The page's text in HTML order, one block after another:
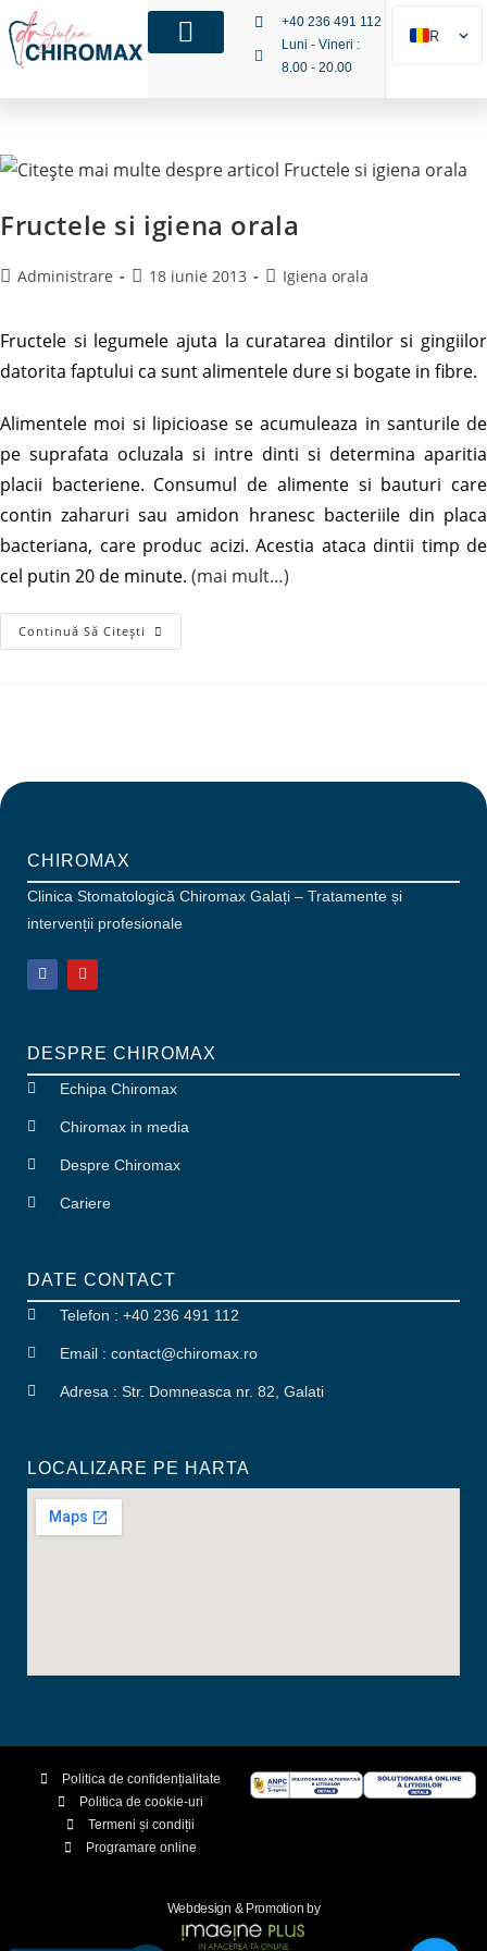
+40 236 491 112
Luni - Vineri :
8.00 - 20.00
EN
Fructele si igiena orala
Administrare 18 iunie 2013 Igiena orala
Fructele si legumele ajuta la curatarea dintilor si gingiilor
datorita faptului ca sunt alimentele dure si bogate in fibre.
Alimentele moi si lipicioase se acumuleaza in santurile de
pe suprafata ocluzala si intre dinti si determina aparitia
placii bacteriene. Consumul de alimente si bauturi care
contin zaharuri sau amidon hranesc bacteriile din placa
bacteriana, care produc acizi. Acestia ataca dintii timp de
cel putin 20 de minute. (mai mult…)
Continuă Să Citești
CHIROMAX
Clinica Stomatologică Chiromax Galați – Tratamente și
intervenții profesionale
DESPRE CHIROMAX
Echipa Chiromax
Chiromax in media
Despre Chiromax
Cariere
DATE CONTACT
Telefon : +40 236 491 112
Email : contact@chiromax. ro
Adresa : Str. Domneasca nr. 82, Galati
LOCALIZARE PE HARTA
Politica de confidențialitate
Politica de cookie-uri
Termeni și condiții
Programare online
Webdesign & Promotion by